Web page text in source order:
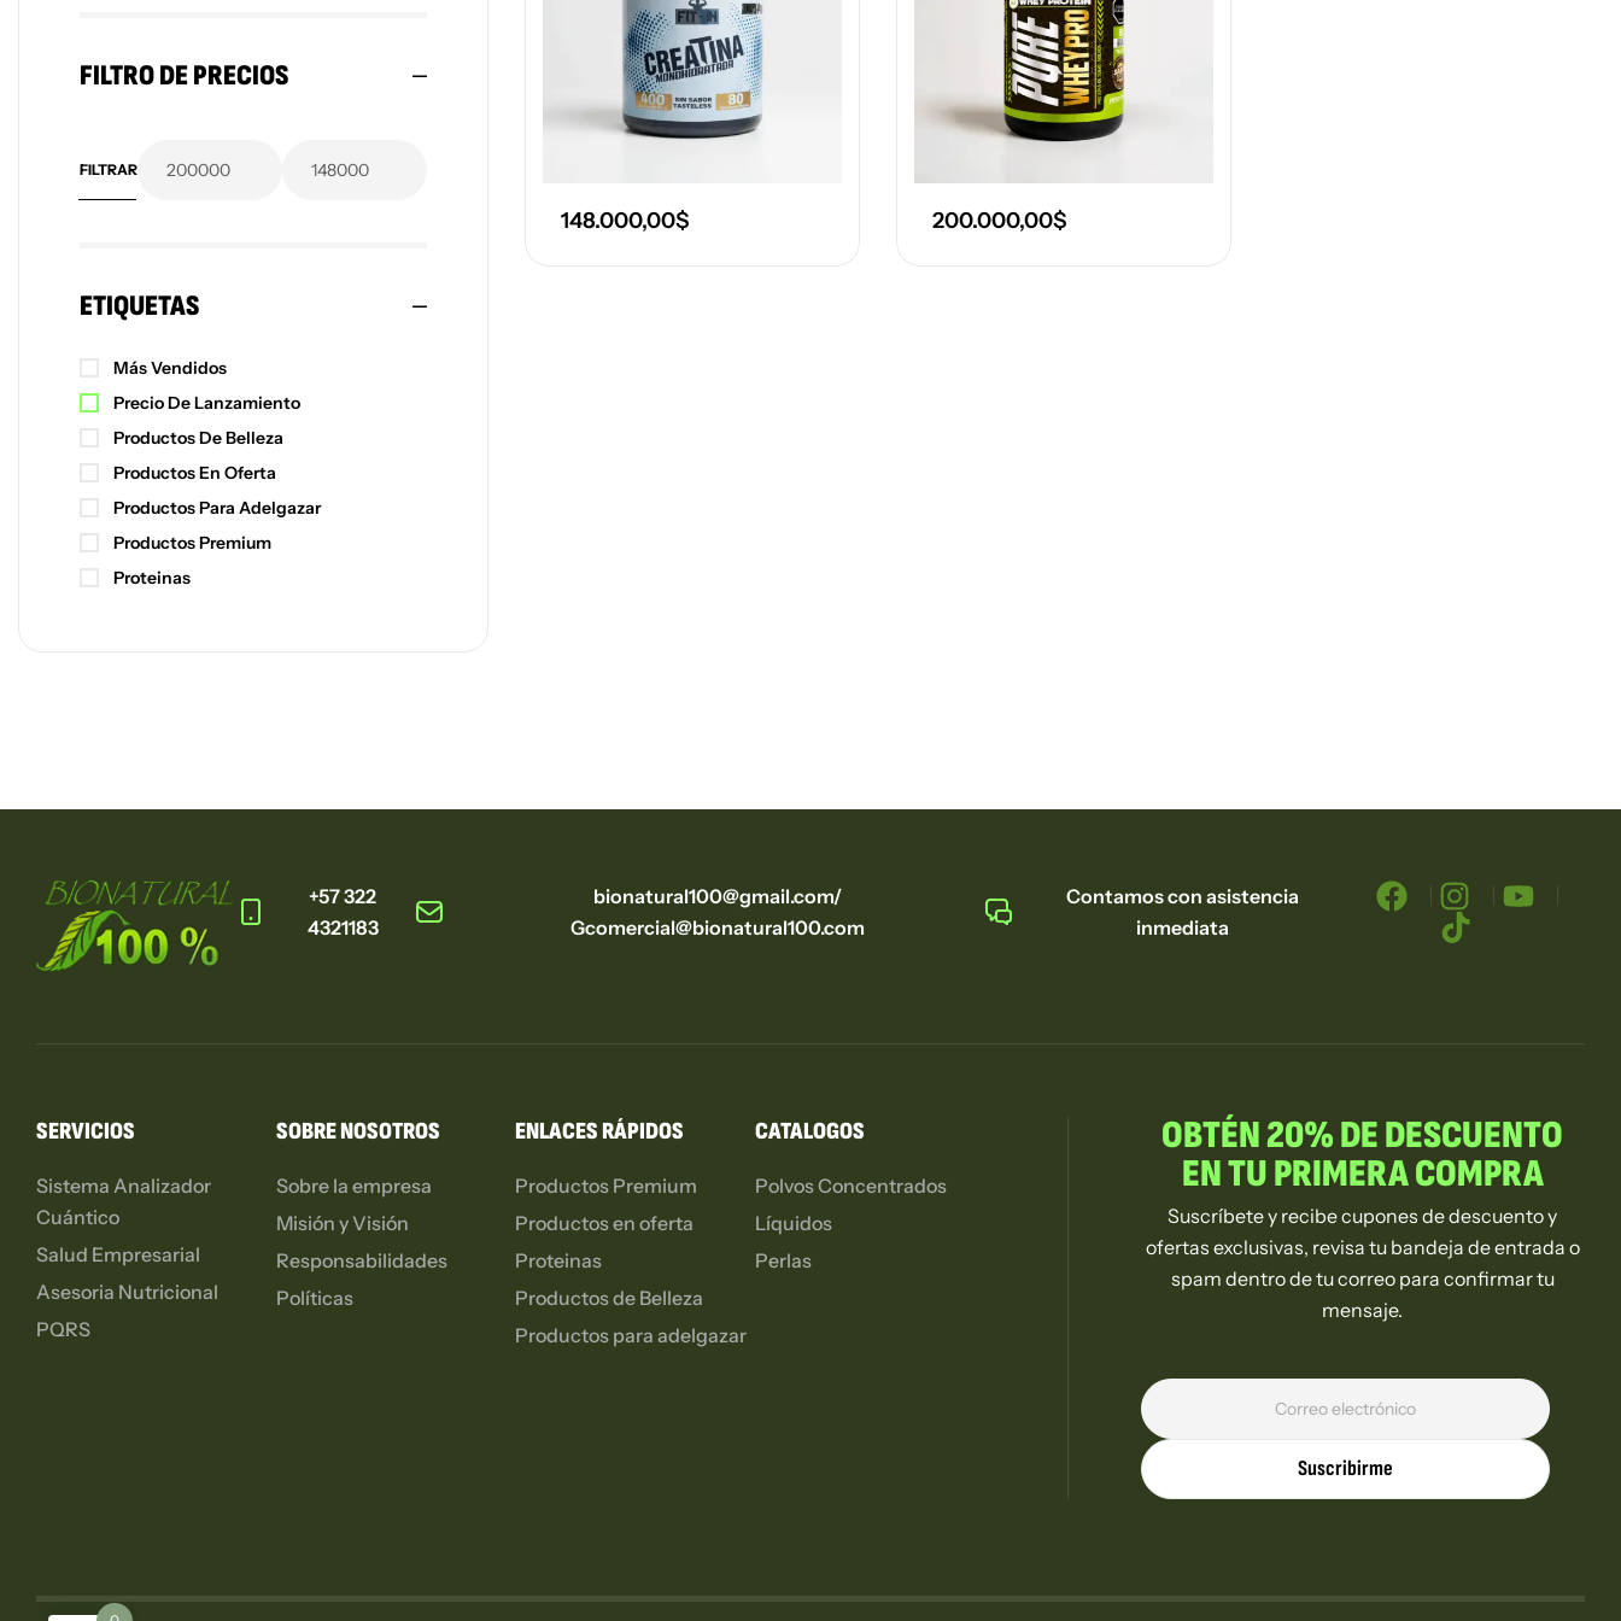
148.000,00$ 200.000,00$
FILTRO DE PRECIOS
FILTRAR
ETIQUETAS
Más Vendidos
Precio De Lanzamiento
Productos De Belleza
Productos En Oferta
Productos Para Adelgazar
Productos Premium
Proteinas
+57 322
4321183
bionatural100@gmail.com/
Gcomercial@bionatural100.com
Contamos con asistencia
inmediata
SERVICIOS
Sistema Analizador
Cuántico
Salud Empresarial
Asesoria Nutricional
PQRS
SOBRE NOSOTROS
Sobre la empresa
Misión y Visión
Responsabilidades
Políticas
ENLACES RÁPIDOS
Productos Premium
Productos en oferta
Proteinas
Productos de Belleza
Productos para adelgazar
CATALOGOS
Polvos Concentrados
Líquidos
Perlas
OBTÉN 20% DE DESCUENTO
EN TU PRIMERA COMPRA
Suscríbete y recibe cupones de descuento y
ofertas exclusivas, revisa tu bandeja de entrada o
spam dentro de tu correo para confirmar tu
mensaje.
Suscribirme